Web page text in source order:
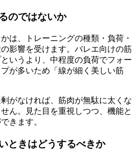
のではないか
は、トレーニングの種類・負荷・
影響を受けます。バレエ向けの筋
いうより、中程度の負荷でフォー
が多いため「線が細く美しい筋
がなければ、筋肉が無駄に太くな
ん。見た目を重視しつつ、機能と
きます。
ときはどうするべきか